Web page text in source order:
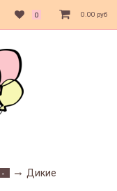
0 0.00 руб
- Дикие